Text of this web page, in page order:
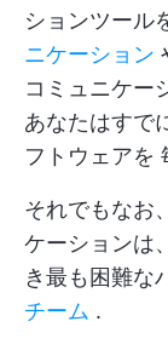
ションツール
ニケーション
コミュニケー
あなたはすで
フトウェアを
それでもなお
ケーションは
き最も困難な
チーム .